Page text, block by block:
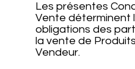
Les présentes
Vente déterminent
obligations des
la vente de
Vendeur.